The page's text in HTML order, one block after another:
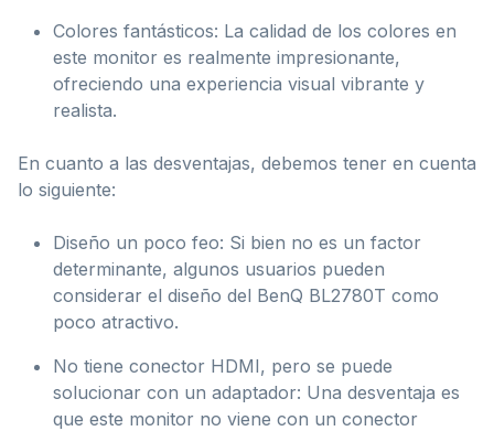
Colores fantásticos: La calidad de los colores en
este monitor es realmente impresionante,
ofreciendo una experiencia visual vibrante y
realista.
En cuanto a las desventajas, debemos tener en cuenta
lo siguiente:
Diseño un poco feo: Si bien no es un factor
determinante, algunos usuarios pueden
considerar el diseño del BenQ BL2780T como
poco atractivo.
No tiene conector HDMI, pero se puede
solucionar con un adaptador: Una desventaja es
que este monitor no viene con un conector